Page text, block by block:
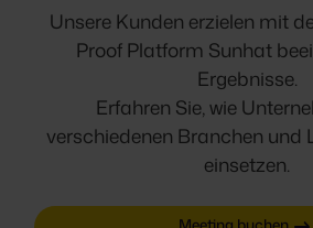
Unsere Kunden erzielen mit
Proof Platform Sunhat
Ergebnisse.
Erfahren Sie, wie
verschiedenen Branchen und
einsetzen.